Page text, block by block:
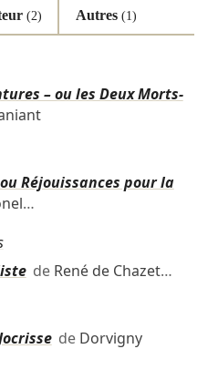
(2) Autres(1)
– ou les Deux Morts-
Réjouissances pour la
…
de René de Chazet…
de Dorvigny